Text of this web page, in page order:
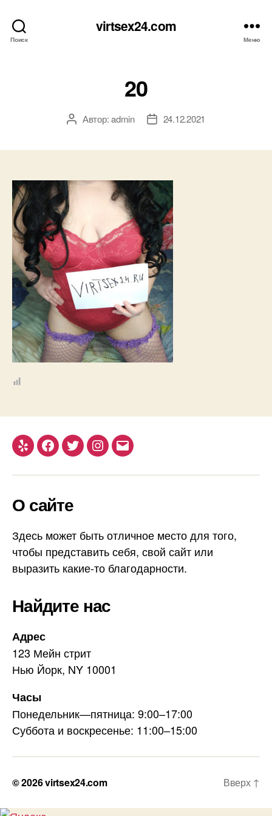
Поиск
virtsex24.com
Меню
20
АвторАвтор:admin
Дата24.12.2021
Yelp Facebook
TwitterInstagram
Email
О сайте
Здесь может быть отличное место для того,
чтобы представить себя, свой сайт или
выразить какие-то благодарности.
Найдите нас
Адрес
123 Мейн стрит
Нью Йорк, NY 10001
Часы
Понедельник—пятница: 9:00–17:00
Суббота и воскресенье: 11:00–15:00
© 2026virtsex24.com Вверх ↑